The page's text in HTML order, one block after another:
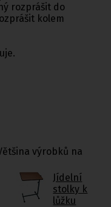
Jídelní
stolky k
lůžku
rozprášit do
kolem
výrobků na